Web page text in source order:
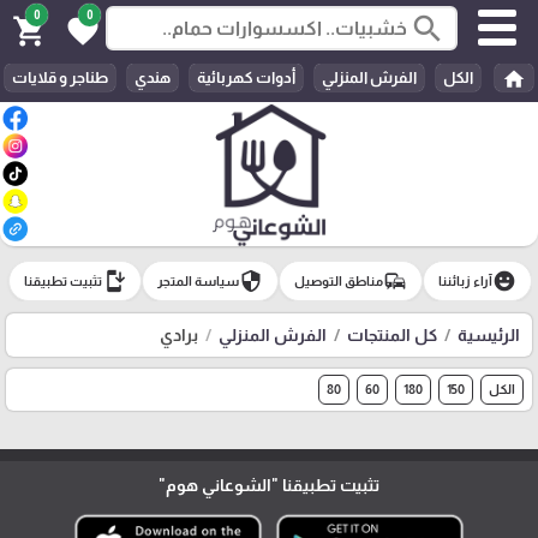
search
0
favorite
0
shopping_cart
home الكل الفرش المنزلي أدوات كهربائية هندي طناجر و قلايات
emoji_emotionsآراء زبائننا commuteمناطق التوصيل securityسياسة المتجر install_mobile تثبيت تطبيقنا
الرئيسية كل المنتجات الفرش المنزلي برادي
الكل 150
180
60
80
تثبيت تطبيقنا "الشوعاني هوم"